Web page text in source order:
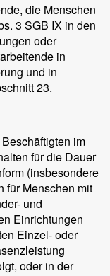
die Menschen
3 SGB IX in den
oder
in
und in
23.
im
für die Dauer
(insbesondere
für Menschen mit
und
Einrichtungen
Einzel- oder
oder in der